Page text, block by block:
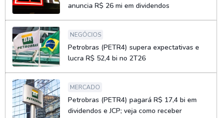
anuncia R$ 26 mi em dividendos
NEGÓCIOS
Petrobras (PETR4) supera expectativas e
lucra R$ 52,4 bi no 2T26
MERCADO
Petrobras (PETR4) pagará R$ 17,4 bi em
dividendos e JCP; veja como receber